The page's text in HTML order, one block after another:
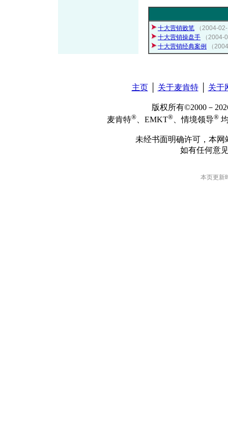
十大营销败笔
（2004-
十大营销操盘手
（
十大营销经典案例
（
主页│ 关于麦肯特│ 关于
版权所有©2000－
麦肯特® 、EMKT® 、情境领导®
未经书面明确许可，本
如有任何意
本页更新